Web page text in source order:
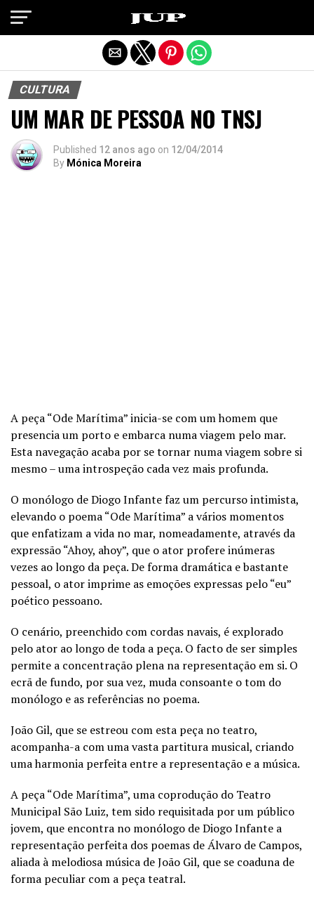
CULTURA
UM MAR DE PESSOA NO TNSJ
Published 12 anos ago on 12/04/2014
By Mónica Moreira
A peça “Ode Marítima” inicia-se com um homem que
presencia um porto e embarca numa viagem pelo mar.
Esta navegação acaba por se tornar numa viagem sobre si
mesmo – uma introspeção cada vez mais profunda.
O monólogo de Diogo Infante faz um percurso intimista,
elevando o poema “Ode Marítima” a vários momentos
que enfatizam a vida no mar, nomeadamente, através da
expressão “Ahoy, ahoy”, que o ator profere inúmeras
vezes ao longo da peça. De forma dramática e bastante
pessoal, o ator imprime as emoções expressas pelo “eu”
poético pessoano.
O cenário, preenchido com cordas navais, é explorado
pelo ator ao longo de toda a peça. O facto de ser simples
permite a concentração plena na representação em si. O
ecrã de fundo, por sua vez, muda consoante o tom do
monólogo e as referências no poema.
João Gil, que se estreou com esta peça no teatro,
acompanha-a com uma vasta partitura musical, criando
uma harmonia perfeita entre a representação e a música.
A peça “Ode Marítima”, uma coprodução do Teatro
Municipal São Luiz, tem sido requisitada por um público
jovem, que encontra no monólogo de Diogo Infante a
representação perfeita dos poemas de Álvaro de Campos,
aliada à melodiosa música de João Gil, que se coaduna de
forma peculiar com a peça teatral.
Exit mobile version